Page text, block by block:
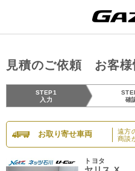
見積のご依頼 お客様
STEP1
入力
確
お取り寄せ車両
遠方
商談
トヨタ